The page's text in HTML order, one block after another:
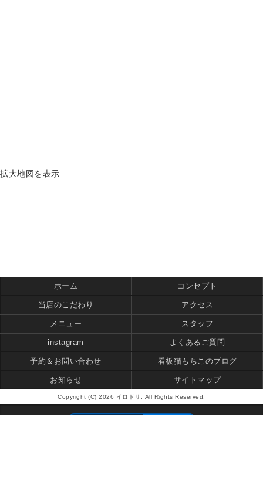
拡大地図を表示
ホーム コンセプト
当店のこだわり アクセス
メニュー スタッフ
instagram よくあるご質問
予約＆お問い合わせ 看板猫もちこのブログ
お知らせ サイトマップ
Copyright (C) 2026 イロドリ. All Rights Reserved.